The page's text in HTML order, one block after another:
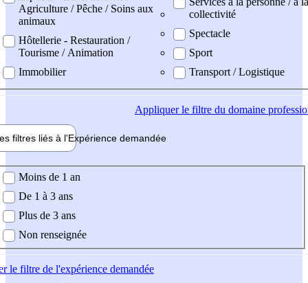
Agriculture / Pêche / Soins aux
animaux
Hôtellerie - Restauration /
Tourisme / Animation
Immobilier
collectivité
Spectacle
Sport
Transport / Logistique
Appliquerle filtre du domaine
filtres liés à l'Expérience demandée
demandée
Moins de 1 an
De 1 à 3 ans
Plus de 3 ans
Non renseignée
le filtre de l'expérience demandée